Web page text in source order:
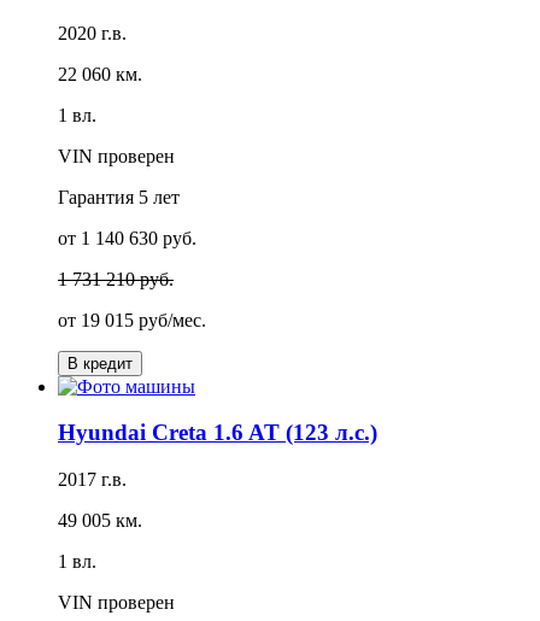
2020 г.в.
22 060 км.
1 вл.
VIN проверен
Гарантия 5 лет
от 1 140 630 руб.
1 731 210 руб.
от 19 015 руб/мес.
В кредит
Hyundai Creta 1.6 AT (123 л.с.)
2017 г.в.
49 005 км.
1 вл.
VIN проверен